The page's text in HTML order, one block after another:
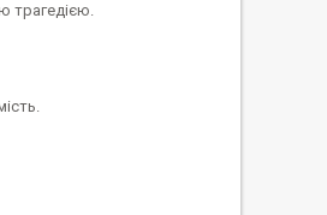
трагедією.